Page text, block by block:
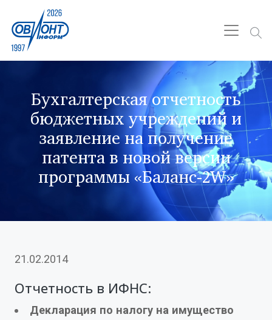
Бухгалтерская отчетность
бюджетных учреждений и
заявление на получение
патента в новой версии
программы «Баланс-2W»
21.02.2014
Отчетность в ИФНС:
Декларация по налогу на имущество